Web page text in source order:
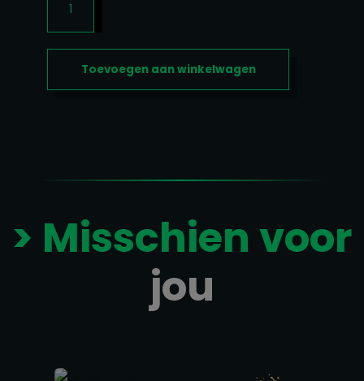
WHEY
1000GR
AANTAL
Toevoegen aan winkelwagen
> Misschien voor
jou